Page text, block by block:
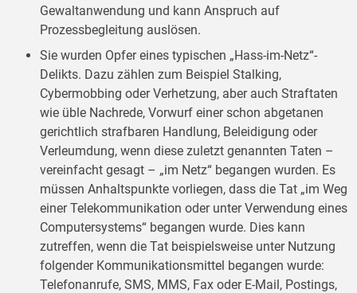
Gewaltanwendung und kann Anspruch auf
Prozessbegleitung auslösen.
Sie wurden Opfer eines typischen „Hass-im-Netz“-
Delikts. Dazu zählen zum Beispiel Stalking,
Cybermobbing oder Verhetzung, aber auch Straftaten
wie üble Nachrede, Vorwurf einer schon abgetanen
gerichtlich strafbaren Handlung, Beleidigung oder
Verleumdung, wenn diese zuletzt genannten Taten –
vereinfacht gesagt – „im Netz“ begangen wurden. Es
müssen Anhaltspunkte vorliegen, dass die Tat „im Weg
einer Telekommunikation oder unter Verwendung eines
Computersystems“ begangen wurde. Dies kann
zutreffen, wenn die Tat beispielsweise unter Nutzung
folgender Kommunikationsmittel begangen wurde:
Telefonanrufe, SMS, MMS, Fax oder E-Mail, Postings,